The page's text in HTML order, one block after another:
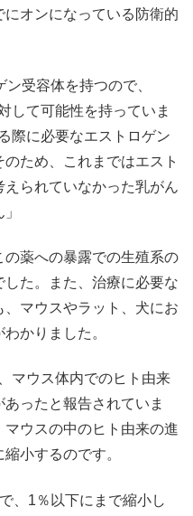
オンになっている防衛的
ン受容体を持つので、
して可能性を持っていま
際に必要なエストロゲン
ため、これまではエスト
られていなかった乳がん
薬への暴露での生殖系の
た。また、治療に必要な
マウスやラット、犬にお
かりました。
マウス体内でのヒト由来
ったと報告されていま
ウスの中のヒト由来の進
小するのです。
、1％以下にまで縮小し